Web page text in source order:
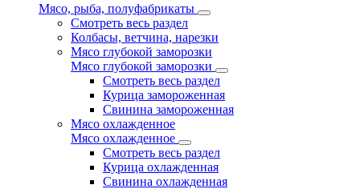
Мясо, рыба, полуфабрикаты
Смотреть весь раздел
Колбасы, ветчина, нарезки
Мясо глубокой заморозки
Мясо глубокой заморозки
Смотреть весь раздел
Курица замороженная
Свинина замороженная
Мясо охлажденное
Мясо охлажденное
Смотреть весь раздел
Курица охлажденная
Свинина охлажденная